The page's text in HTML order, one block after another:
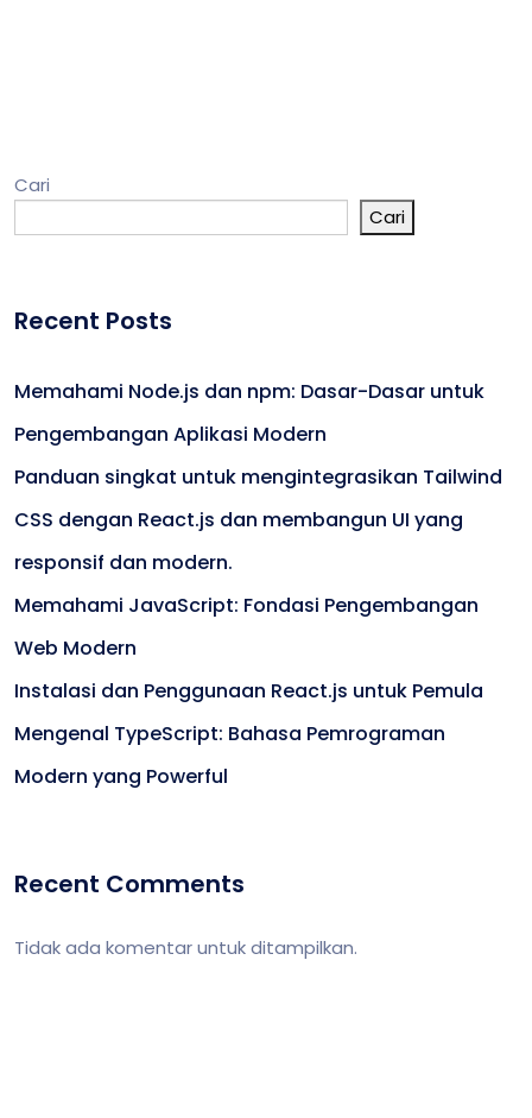
Cari
Cari
Recent Posts
Memahami Node.js dan npm: Dasar-Dasar untuk
Pengembangan Aplikasi Modern
Panduan singkat untuk mengintegrasikan Tailwind
CSS dengan React.js dan membangun UI yang
responsif dan modern.
Memahami JavaScript: Fondasi Pengembangan
Web Modern
Instalasi dan Penggunaan React.js untuk Pemula
Mengenal TypeScript: Bahasa Pemrograman
Modern yang Powerful
Recent Comments
Tidak ada komentar untuk ditampilkan.